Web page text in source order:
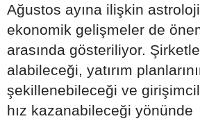
Ağustos ayına ilişkin
ekonomik gelişmeler de
arasında gösteriliyor.
alabileceği, yatırım
şekillenebileceği ve
hız kazanabileceği yönünde